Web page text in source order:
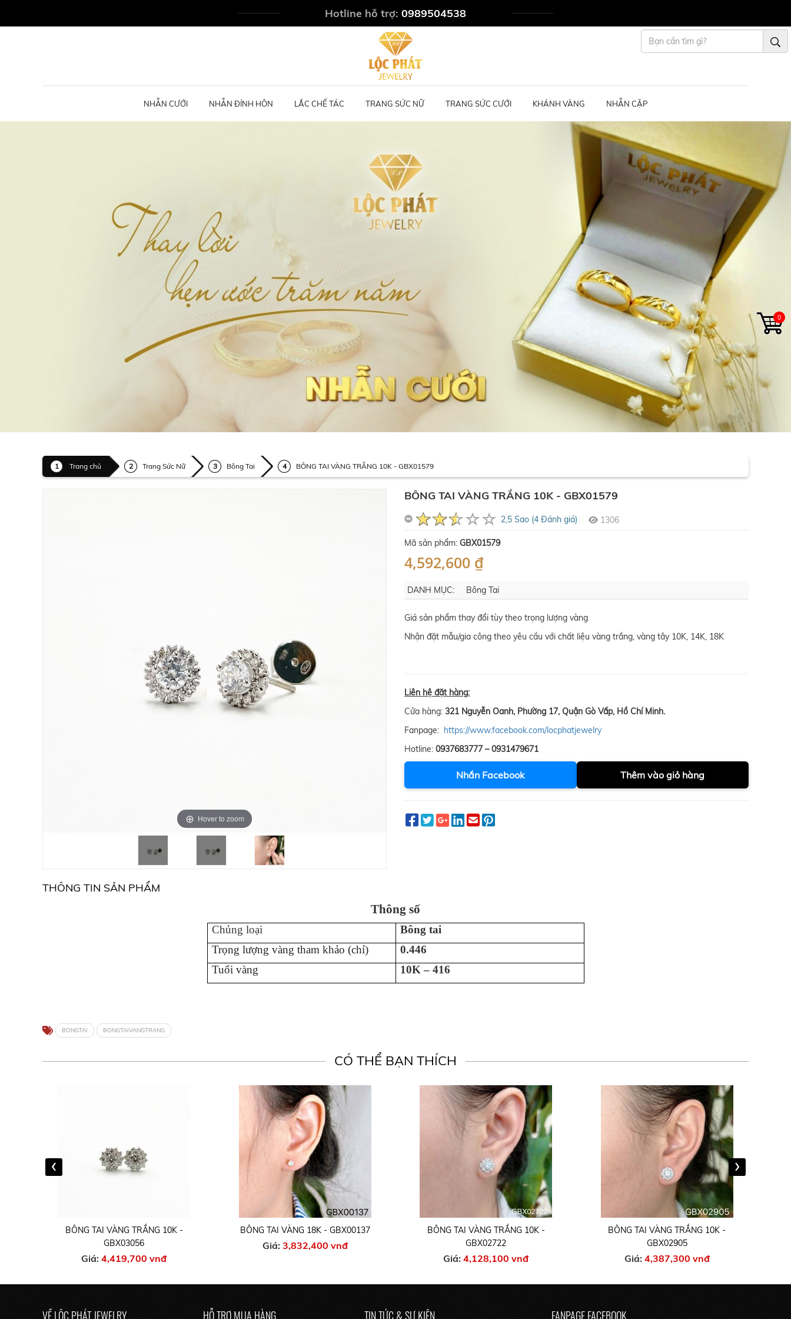
Hotline hỗ trợ: 0989504538
NHẪN CƯỚI NHẪN ĐÍNH HÔN LẮC CHẾ TÁC TRANG SỨC NỮ TRANG SỨC CƯỚI KHÁNH VÀNG NHẪN CẶP
Trang chủ Trang Sức Nữ Bông Tai BÔNG TAI VÀNG TRẮNG 10K - GBX01579
Hover to zoom
BÔNG TAI VÀNG TRẮNG 10K - GBX01579
2,5 Sao (4 Đánh giá) 1306
Mã sản phẩm: GBX01579
4,592,600 ₫
DANH MỤC: Bông Tai
Giá sản phẩm thay đổi tùy theo trọng lượng vàng
Nhận đặt mẫu/gia công theo yêu cầu với chất liệu vàng trắng, vàng tây 10K, 14K, 18K
Liên hệ đặt hàng:
Cửa hàng: 321 Nguyễn Oanh, Phường 17, Quận Gò Vấp, Hồ Chí Minh.
Fanpage: https://www.facebook.com/locphatjewelry
Hotline: 0937683777 – 0931479671
Nhắn Facebook Thêm vào giỏ hàng
THÔNG TIN SẢN PHẨM
Thông số
Chủng loại
Bông tai
Trọng lượng vàng tham khảo (chỉ)
0.446
Tuổi vàng
10K – 416
BONGTAI BONGTAIVANGTRANG
CÓ THỂ BẠN THÍCH
BÔNG TAI VÀNG TRẮNG 10K -
GBX03056
Giá:4,419,700 vnđ
BÔNG TAI VÀNG 18K - GBX00137
Giá: 3,832,400 vnđ
BÔNG TAI VÀNG TRẮNG 10K -
GBX02722
Giá:4,128,100 vnđ
BÔNG TAI VÀNG TRẮNG 10K -
GBX02905
Giá: 4,387,300 vnđ
‹ ›
VỀ LỘC PHÁT JEWELRY HỖ TRỢ MUA HÀNG TIN TỨC & SỰ KIỆN FANPAGE FACEBOOK
0